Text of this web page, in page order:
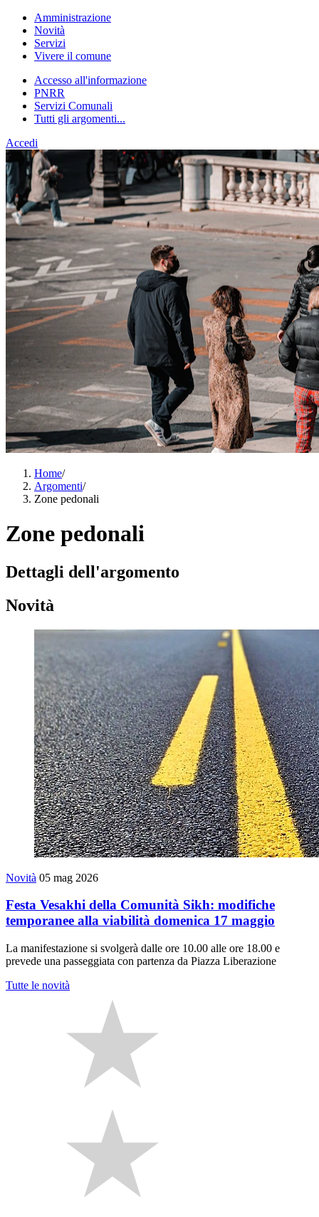
Amministrazione
Novità
Servizi
Vivere il comune
Accesso all'informazione
PNRR
Servizi Comunali
Tutti gli argomenti...
Accedi
Home/
Argomenti/
Zone pedonali
Zone pedonali
Dettagli dell'argomento
Novità
Novità 05 mag 2026
Festa Vesakhi della Comunità Sikh: modifiche
temporanee alla viabilità domenica 17 maggio
La manifestazione si svolgerà dalle ore 10.00 alle ore 18.00 e
prevede una passeggiata con partenza da Piazza Liberazione
Tutte le novità